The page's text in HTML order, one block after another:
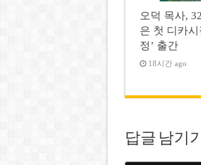
오덕 목사,
은 첫 디카시
정’ 출간
18시간 ago
답글 남기기